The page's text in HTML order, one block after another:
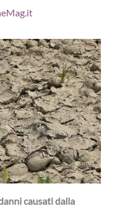
causati dalla